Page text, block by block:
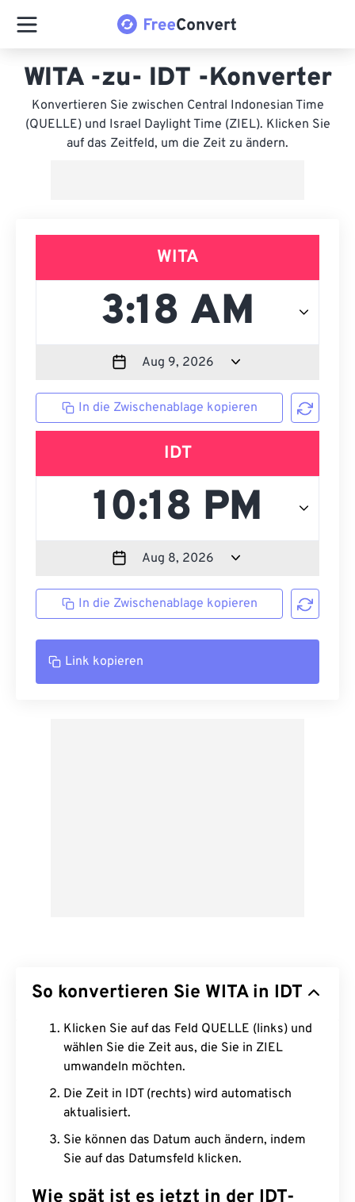
WITA -zu- IDT -Konverter
Konvertieren Sie zwischen Central Indonesian Time
(QUELLE) und Israel Daylight Time (ZIEL). Klicken Sie
auf das Zeitfeld, um die Zeit zu ändern.
WITA
In die Zwischenablage kopieren
IDT
In die Zwischenablage kopieren
Link kopieren
So konvertieren Sie WITA in IDT
Klicken Sie auf das Feld QUELLE (links) und
wählen Sie die Zeit aus, die Sie in ZIEL
umwandeln möchten.
Die Zeit in IDT (rechts) wird automatisch
aktualisiert.
Sie können das Datum auch ändern, indem
Sie auf das Datumsfeld klicken.